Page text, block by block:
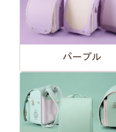
パープル